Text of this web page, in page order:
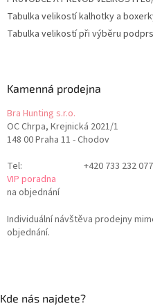
Tabulka velikostí kalhotky a
Tabulka velikostí při výběru
Kamenná prodejna
Bra Hunting s.r.o.
OC Chrpa, Krejnická 2021/1
148 00 Praha 11 - Chodov
Tel:
+420 733 232 077
VIP poradna
na objednání
Individuální návštěva prodejny
objednání.
Kde nás najdete?